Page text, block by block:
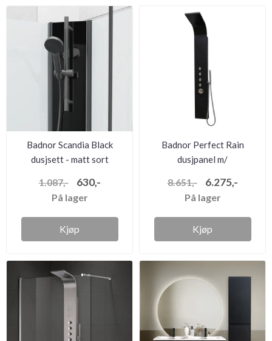
Badnor Scandia Black
dusjsett - matt sort
1.087,- 630,-
På lager
Kjøp
Badnor Perfect Rain
dusjpanel m/
8.651,- 6.275,-
På lager
Kjøp